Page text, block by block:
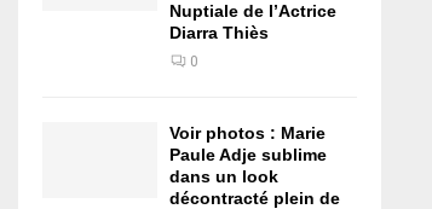
Nuptiale de l’Actrice
Diarra Thiès
0
Voir photos : Marie
Paule Adje sublime
dans un look
décontracté plein de